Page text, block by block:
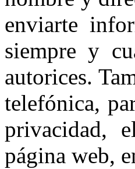
enviarte
siempre y
autorices.
telefónica,
privacidad,
página web,